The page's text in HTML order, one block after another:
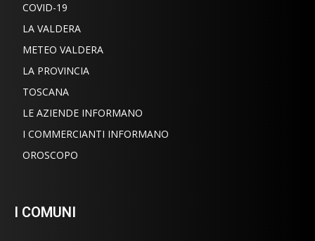
COVID-19
LA VALDERA
METEO VALDERA
LA PROVINCIA
TOSCANA
LE AZIENDE INFORMANO
I COMMERCIANTI INFORMANO
OROSCOPO
I COMUNI